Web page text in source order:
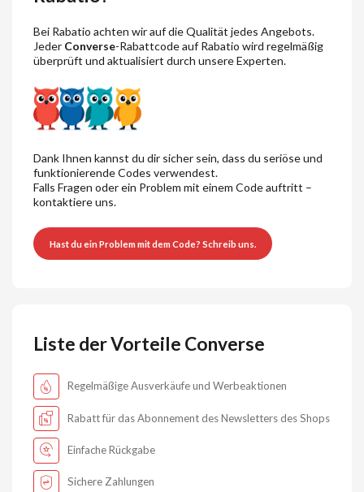
Bei Rabatio achten wir auf die Qualität jedes Angebots.
Jeder Converse-Rabattcode auf Rabatio wird regelmäßig
überprüft und aktualisiert durch unsere Experten.
Dank Ihnen kannst du dir sicher sein, dass du seriöse und
funktionierende Codes verwendest.
Falls Fragen oder ein Problem mit einem Code auftritt –
kontaktiere uns.
Hast du ein Problem mit dem Code? Schreib uns.
Liste der Vorteile Converse
Regelmäßige Ausverkäufe und Werbeaktionen
Rabatt für das Abonnement des Newsletters des Shops
Einfache Rückgabe
Sichere Zahlungen